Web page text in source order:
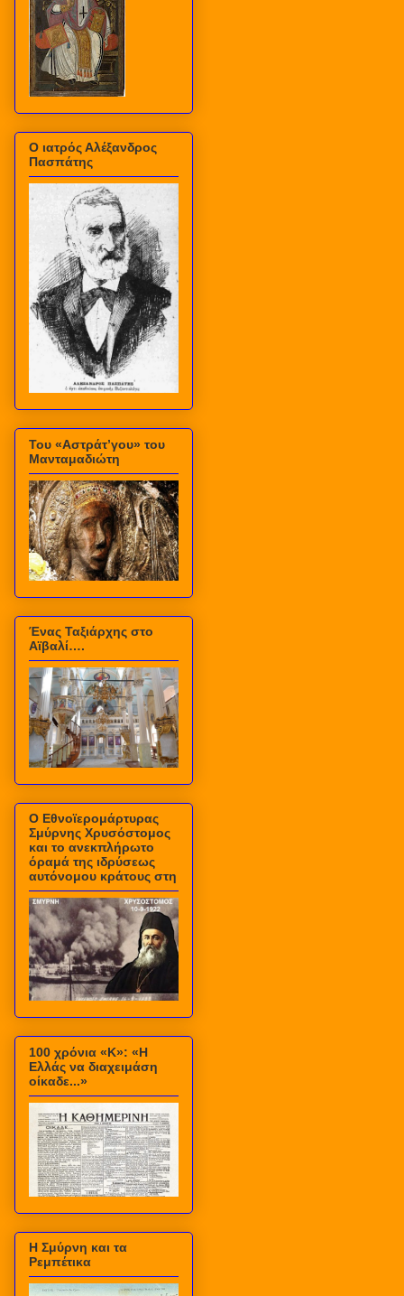
Ο ιατρός Αλέξανδρος
Πασπάτης
Του «Αστράτ’γου» του
Μανταμαδιώτη
Ένας Ταξιάρχης στο
Αϊβαλί….
Ο Εθνοϊερομάρτυρας
Σμύρνης Χρυσόστομος
και το ανεκπλήρωτο
όραμά της ιδρύσεως
αυτόνομου κράτους στη
100 χρόνια «Κ»: «Η
Ελλάς να διαχειμάση
οίκαδε...»
Η Σμύρνη και τα
Ρεμπέτικα